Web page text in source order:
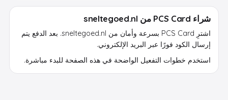
شراء PCS Card من sneltegoed.nl
اشترِ PCS Card بسرعة وأمان من sneltegoed.nl. بعد الدفع يتم
إرسال الكود فورًا عبر البريد الإلكتروني.
استخدم خطوات التفعيل الواضحة في هذه الصفحة للبدء مباشرة.